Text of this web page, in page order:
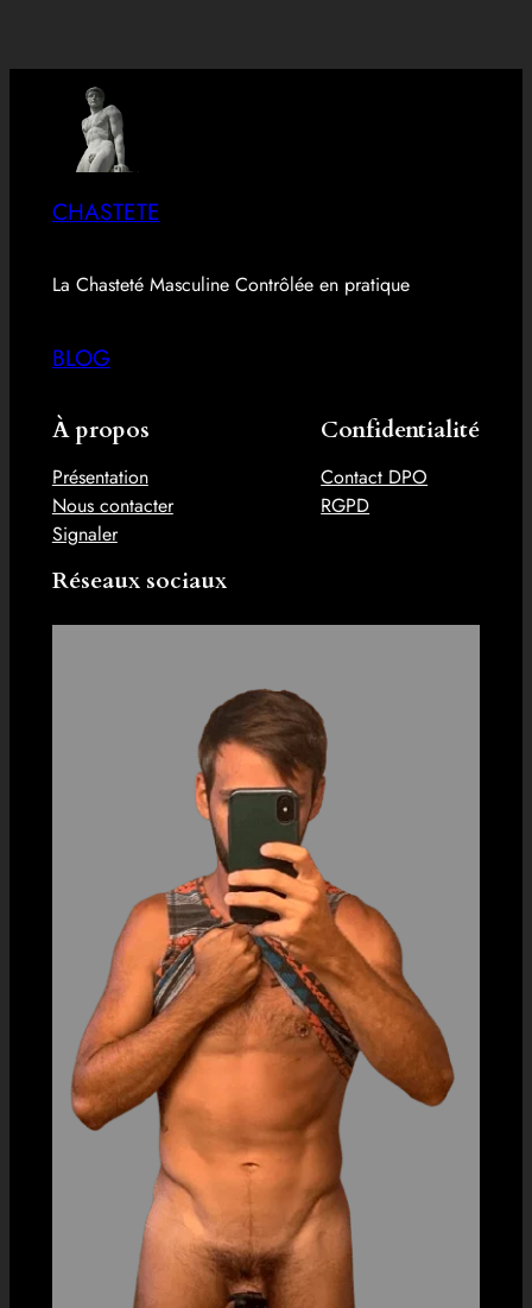
CHASTETE
La Chasteté Masculine Contrôlée en pratique
BLOG
À propos
Présentation
Nous contacter
Signaler
Confidentialité
Contact DPO
RGPD
Réseaux sociaux